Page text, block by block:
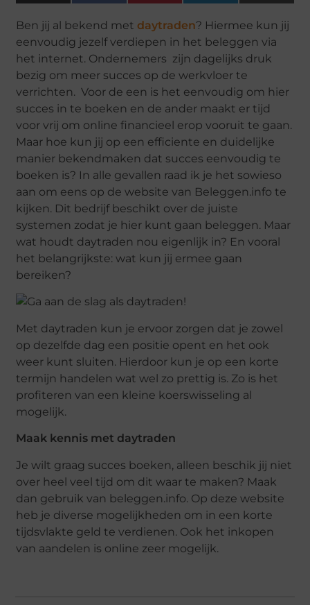
(Twitter)
Ben jij al bekend metdaytraden? Hiermee kun jij
eenvoudig jezelf verdiepen in het beleggen via
het internet. Ondernemers zijn dagelijks druk
bezig om meer succes op de werkvloer te
verrichten. Voor de een is het eenvoudig om hier
succes in te boeken en de ander maakt er tijd
voor vrij om online financieel erop vooruit te gaan.
Maar hoe kun jij op een efficiente en duidelijke
manier bekendmaken dat succes eenvoudig te
boeken is? In alle gevallen raad ik je het sowieso
aan om eens op de website van Beleggen.info te
kijken. Dit bedrijf beschikt over de juiste
systemen zodat je hier kunt gaan beleggen. Maar
wat houdt daytraden nou eigenlijk in? En vooral
het belangrijkste: wat kun jij ermee gaan
bereiken?
Met daytraden kun je ervoor zorgen dat je zowel
op dezelfde dag een positie opent en het ook
weer kunt sluiten. Hierdoor kun je op een korte
termijn handelen wat wel zo prettig is. Zo is het
profiteren van een kleine koerswisseling al
mogelijk.
Maak kennis met daytraden
Je wilt graag succes boeken, alleen beschik jij niet
over heel veel tijd om dit waar te maken? Maak
dan gebruik van beleggen.info. Op deze website
heb je diverse mogelijkheden om in een korte
tijdsvlakte geld te verdienen. Ook het inkopen
van aandelen is online zeer mogelijk.